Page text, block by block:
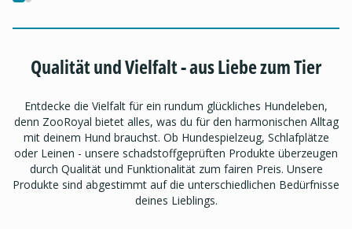
Qualität und Vielfalt - aus Liebe zum Tier
Entdecke die Vielfalt für ein rundum glückliches Hundeleben,
denn ZooRoyal bietet alles, was du für den harmonischen Alltag
mit deinem Hund brauchst. Ob Hundespielzeug, Schlafplätze
oder Leinen - unsere schadstoffgeprüften Produkte überzeugen
durch Qualität und Funktionalität zum fairen Preis. Unsere
Produkte sind abgestimmt auf die unterschiedlichen Bedürfnisse
deines Lieblings.